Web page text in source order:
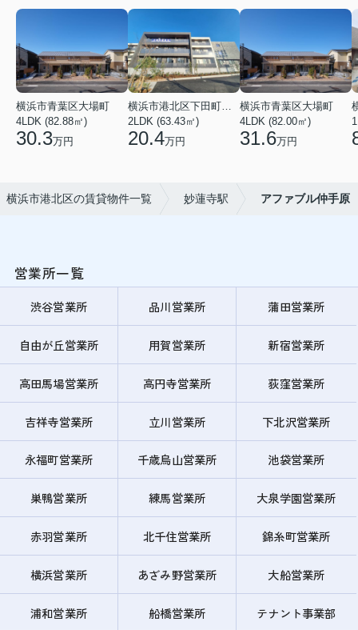
横浜市青葉区大場町
4LDK (82.88㎡)
30.3万円
2LDK (63.43㎡)
20.4万円
横浜市青葉区大場町
4LDK (82.00㎡)
31.6万円
横浜市港北区の賃貸物件一覧 妙蓮寺駅 アファブル仲手原
営業所一覧
渋谷営業所 品川営業所 蒲田営業所
自由が丘営業所 用賀営業所 新宿営業所
高田馬場営業所 高円寺営業所 荻窪営業所
吉祥寺営業所 立川営業所 下北沢営業所
永福町営業所 千歳烏山営業所 池袋営業所
巣鴨営業所 練馬営業所 大泉学園営業所
赤羽営業所 北千住営業所 錦糸町営業所
横浜営業所 あざみ野営業所 大船営業所
浦和営業所 船橋営業所 テナント事業部